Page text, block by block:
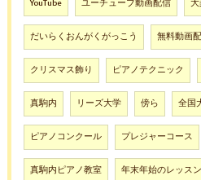
YouTube ユーチューブ動画配信
だいらくおんがくがっこう 無料動画
クリスマス飾り ピアノテクニック
真駒内 リーズ大学 傍ら 全国
ピアノコンクール プレジャーコース
真駒内ピアノ教室 年末年始のレッスン